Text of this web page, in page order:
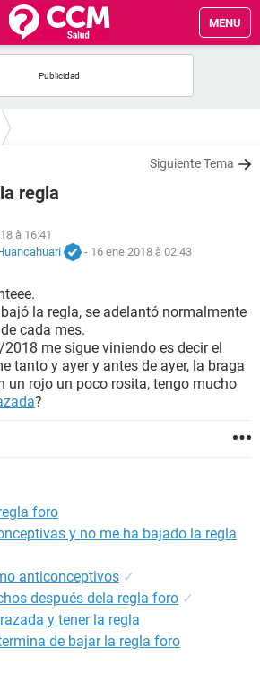
MENU
Siguiente Tema
regla
à 16:41
- 16 ene 2018 à 02:43
la regla, se adelantó normalmente
cada mes.
me sigue viniendo es decir el
tanto y ayer y antes de ayer, la braga
un rojo un poco rosita, tengo mucho
?
foro
y no me ha bajado la regla
anticonceptivos ✓
después dela regla foro ✓
y tener la regla
de bajar la regla foro